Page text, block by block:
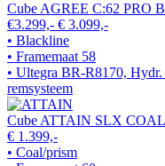
Cube AGREE C:62 PRO
€3.299,- € 3.099,-
• Blackline
• Framemaat 58
• Ultegra BR-R8170,
remsysteem
Cube ATTAIN SLX
€ 1.399,-
• Coal/prism